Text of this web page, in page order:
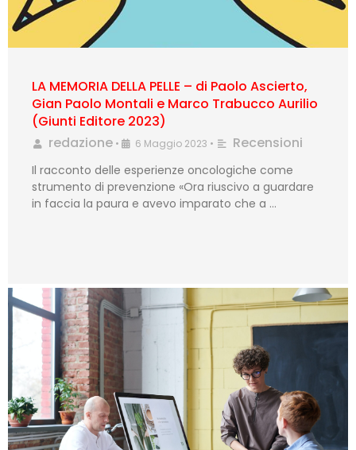
LA MEMORIA DELLA PELLE – di Paolo Ascierto,
Gian Paolo Montali e Marco Trabucco Aurilio
(Giunti Editore 2023)
redazione • 6 Maggio 2023 • Recensioni
Il racconto delle esperienze oncologiche come
strumento di prevenzione «Ora riuscivo a guardare
in faccia la paura e avevo imparato che a …